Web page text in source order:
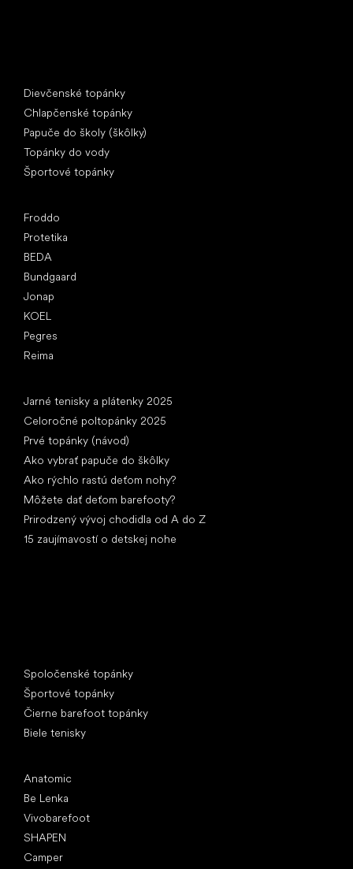
Dievčenské topánky
Chlapčenské topánky
Papuče do školy (škôlky)
Topánky do vody
Športové topánky
Froddo
Protetika
BEDA
Bundgaard
Jonap
KOEL
Pegres
Reima
Jarné tenisky a plátenky 2025
Celoročné poltopánky 2025
Prvé topánky (návod)
Ako vybrať papuče do škôlky
Ako rýchlo rastú deťom nohy?
Môžete dať deťom barefooty?
Prirodzený vývoj chodidla od A do Z
15 zaujímavostí o detskej nohe
Spoločenské topánky
Športové topánky
Čierne barefoot topánky
Biele tenisky
Anatomic
Be Lenka
Vivobarefoot
SHAPEN
Camper